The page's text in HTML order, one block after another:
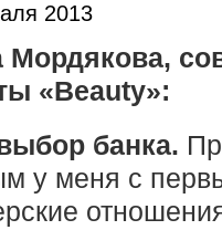
2013
Мордякова,
«Beauty»:
банка.
у меня с